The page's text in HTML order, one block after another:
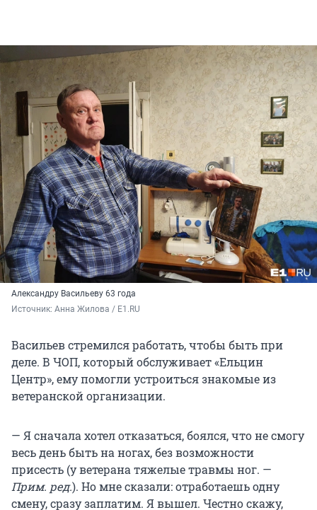
Александру Васильеву 63 года
Источник: Анна Жилова / E1.RU
Васильев стремился работать, чтобы быть при
деле. В ЧОП, который обслуживает «Ельцин
Центр», ему помогли устроиться знакомые из
ветеранской организации.
— Я сначала хотел отказаться, боялся, что не смогу
весь день быть на ногах, без возможности
присесть (у ветерана тяжелые травмы ног. —
Прим. ред.). Но мне сказали: отработаешь одну
смену, сразу заплатим. Я вышел. Честно скажу,